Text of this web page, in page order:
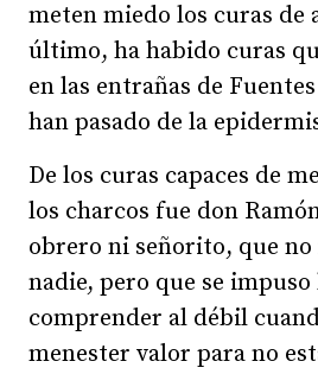
meten miedo los curas de
último, ha habido curas
en las entrañas de
han pasado de la
De los curas capaces de
los charcos fue don
obrero ni señorito, que
nadie, pero que se
comprender al débil
menester valor para no